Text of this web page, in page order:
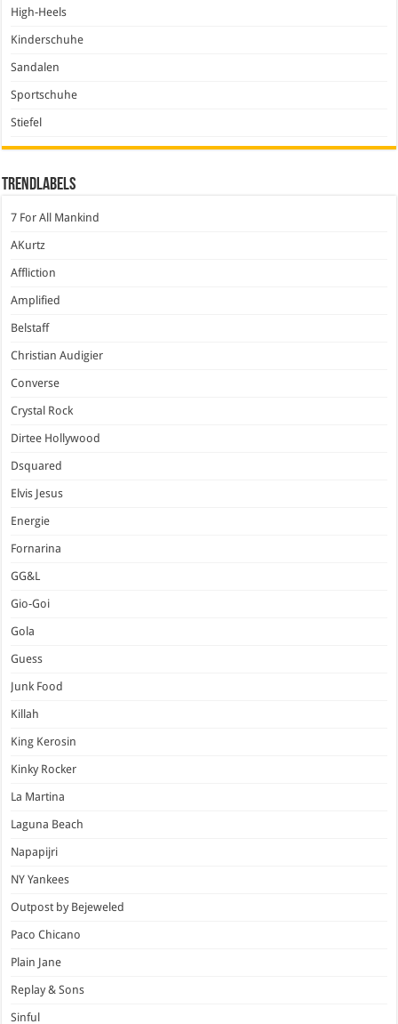
High-Heels
Kinderschuhe
Sandalen
Sportschuhe
Stiefel
Trendlabels
7 For All Mankind
AKurtz
Affliction
Amplified
Belstaff
Christian Audigier
Converse
Crystal Rock
Dirtee Hollywood
Dsquared
Elvis Jesus
Energie
Fornarina
GG&L
Gio-Goi
Gola
Guess
Junk Food
Killah
King Kerosin
Kinky Rocker
La Martina
Laguna Beach
Napapijri
NY Yankees
Outpost by Bejeweled
Paco Chicano
Plain Jane
Replay & Sons
Sinful